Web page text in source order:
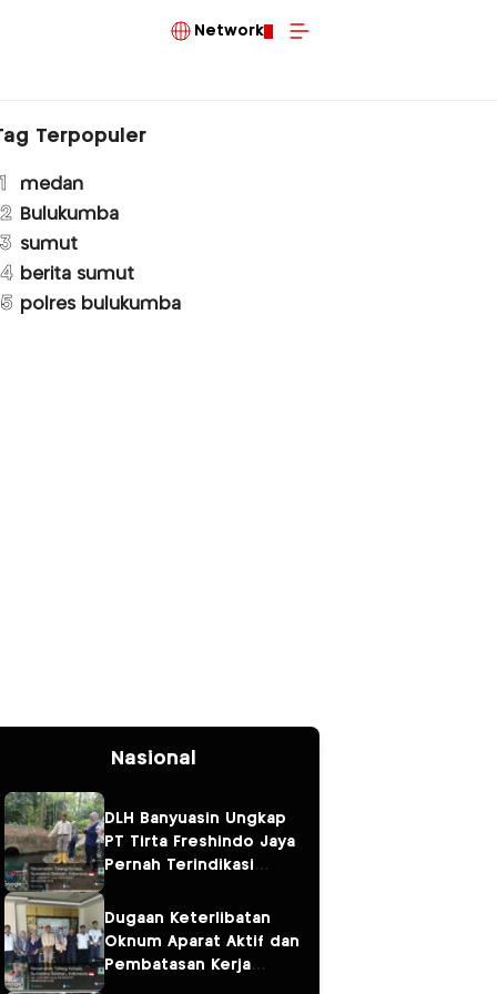
Network
Terpopuler
medan
Bulukumba
sumut
berita sumut
polres bulukumba
Nasional
DLH Banyuasin Ungkap
PT Tirta Freshindo Jaya
Pernah Terindikasi
Dugaan Limbah Kembali
Diselidiki
Dugaan Keterlibatan
Oknum Aparat Aktif dan
Pembatasan Kerja